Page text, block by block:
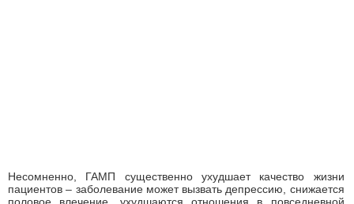
Несомненно, ГАМП существенно ухудшает качество жизни
пациентов – заболевание может вызвать депрессию, снижается